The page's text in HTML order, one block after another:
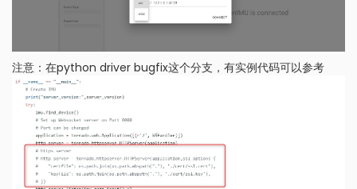
注意：在python driver bugfix这个分支，有实例代码可以参考